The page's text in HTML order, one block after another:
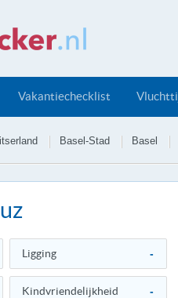
Vakantiechecklist
Basel-Stad Basel
Ligging -
Kindvriendelijkheid -